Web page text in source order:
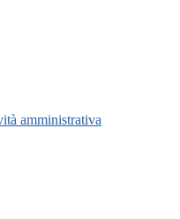
amministrativa